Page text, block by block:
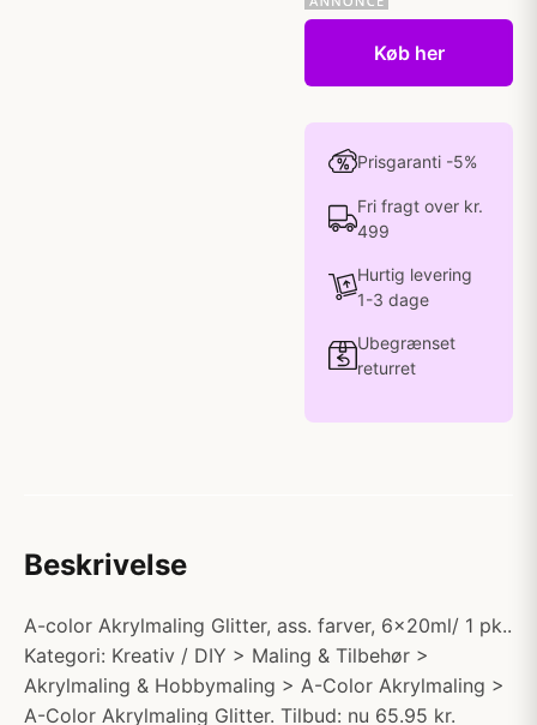
Køb her
Prisgaranti -5%
Fri fragt over kr.
499
Hurtig levering
1-3 dage
Ubegrænset
returret
Beskrivelse
A-color Akrylmaling Glitter, ass. farver, 6x20ml/ 1 pk..
Kategori: Kreativ / DIY > Maling & Tilbehør >
Akrylmaling & Hobbymaling > A-Color Akrylmaling >
A-Color Akrylmaling Glitter. Tilbud: nu 65.95 kr.